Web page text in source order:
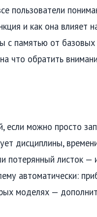
пользователи
и как она влияет
с памятью от
что обратить
если можно просто
дисциплины,
потерянный листок —
автоматически:
моделях —